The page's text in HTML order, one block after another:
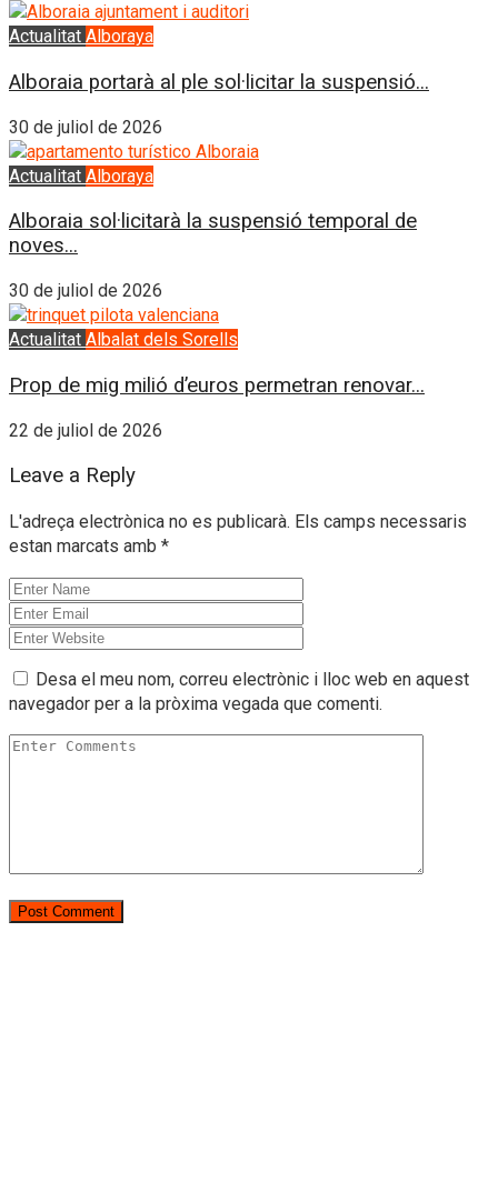
Actualitat Alboraya
Alboraia portarà al ple sol·licitar la suspensió...
30 de juliol de 2026
Actualitat Alboraya
Alboraia sol·licitarà la suspensió temporal de
noves...
30 de juliol de 2026
Actualitat Albalat dels Sorells
Prop de mig milió d’euros permetran renovar...
22 de juliol de 2026
Leave a Reply
L'adreça electrònica no es publicarà. Els camps necessaris
estan marcats amb *
Desa el meu nom, correu electrònic i lloc web en aquest
navegador per a la pròxima vegada que comenti.